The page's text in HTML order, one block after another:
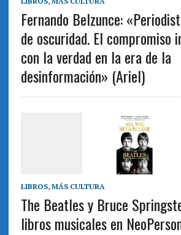
Fernando Belzunce:
de oscuridad. El compromiso
con la verdad en la era de la
desinformación» (Ariel)
LIBROS, MÁS CULTURA
The Beatles y Bruce
libros musicales en